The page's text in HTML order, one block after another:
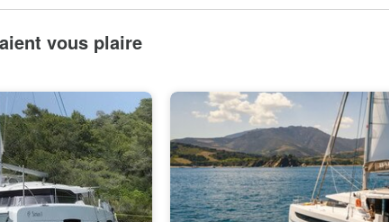
En option
En option
En option
vous plaire